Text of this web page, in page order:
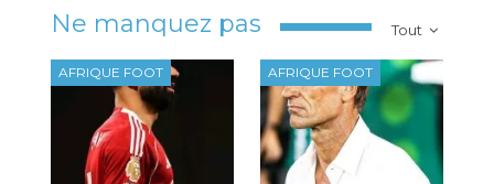
Tout
Ne manquez pas
AFRIQUE FOOT AFRIQUE FOOT